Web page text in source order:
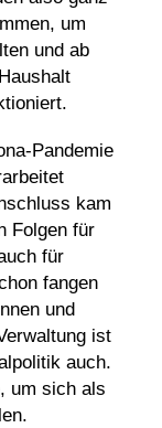
um
und ab
Pandemie
kam
Folgen für
für
fangen
und
ist
auch.
um sich als